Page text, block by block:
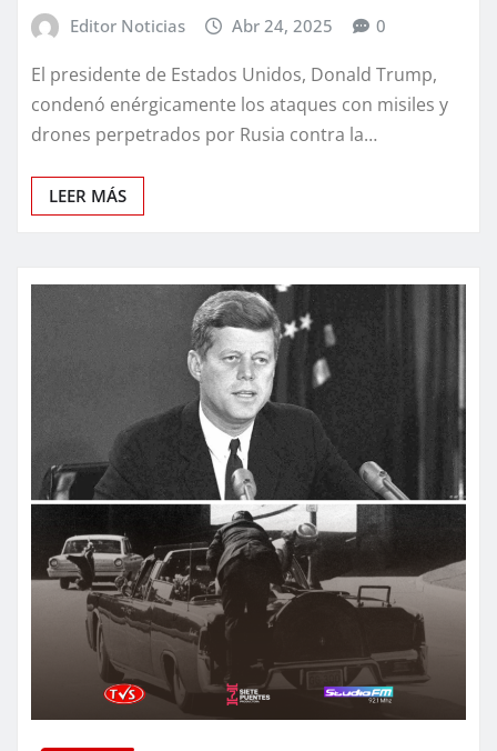
Editor Noticias Abr 24, 2025 0
El presidente de Estados Unidos, Donald Trump,
condenó enérgicamente los ataques con misiles y
drones perpetrados por Rusia contra la…
LEER MÁS